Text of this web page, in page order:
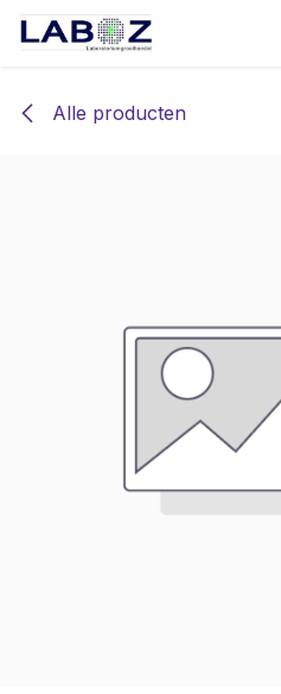
Overslaan naar inhoud
Alle producten